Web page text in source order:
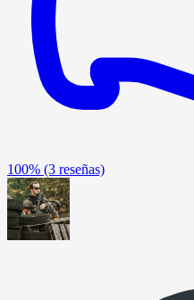
100% (3 reseñas)